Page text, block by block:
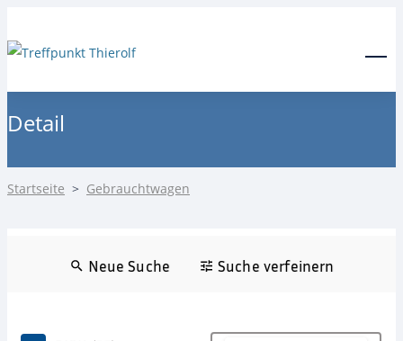
Detail
Startseite > Gebrauchtwagen
Neue Suche Suche verfeinern